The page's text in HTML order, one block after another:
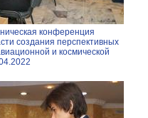
конференция
создания перспективных
и космической